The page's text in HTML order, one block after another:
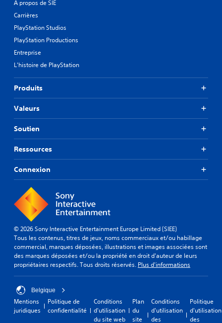
À propos de SIE
Carrières
PlayStation Studios
PlayStation Productions
Entreprise
L'histoire de PlayStation
Produits
Valeurs
Soutien
Ressources
Connexion
© 2026 Sony Interactive Entertainment Europe Limited (SIEE)
Tous les contenus, titres de jeux, noms commerciaux et/ou habillage
commercial, marques déposées, illustrations et images associées sont
des marques déposées et/ou la propriété en droit d'auteur de leurs
propriétaires respectifs. Tous droits réservés. Plus d'informations
Belgique
Mentions
juridiques
Politique de
confidentialité
Conditions
d'utilisation
du site web
Plan
du
site
Conditions
d'utilisation
des
Politique
d'utilisation
des